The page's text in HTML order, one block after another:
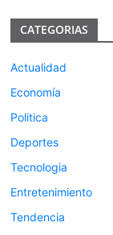
CATEGORIAS
Actualidad
Economía
Politica
Deportes
Tecnologia
Entretenimiento
Tendencia